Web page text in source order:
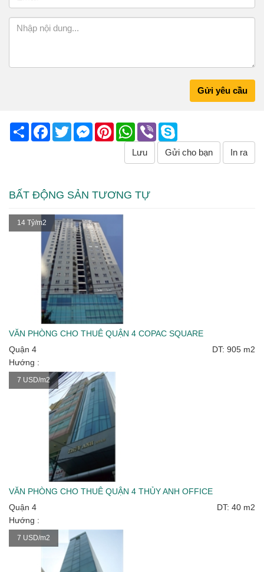
Gửi yêu cầu
Share Facebook
TwitterMessenger
PinterestWhatsApp
Viber
Lưu Gửi cho bạn In ra
BẤT ĐỘNG SẢN TƯƠNG TỰ
14 Tỷ/m2
VĂN PHÒNG CHO THUÊ QUẬN 4 COPAC SQUARE
Quận 4
DT: 905 m2
Hướng :
7 USD/m2
VĂN PHÒNG CHO THUÊ QUẬN 4 THỦY ANH OFFICE
Quận 4
DT: 40 m2
Hướng :
7 USD/m2